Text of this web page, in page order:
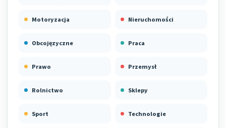
Motoryzacja Nieruchomości
Obcojęzyczne Praca
Prawo Przemysł
Rolnictwo Sklepy
Sport Technologie